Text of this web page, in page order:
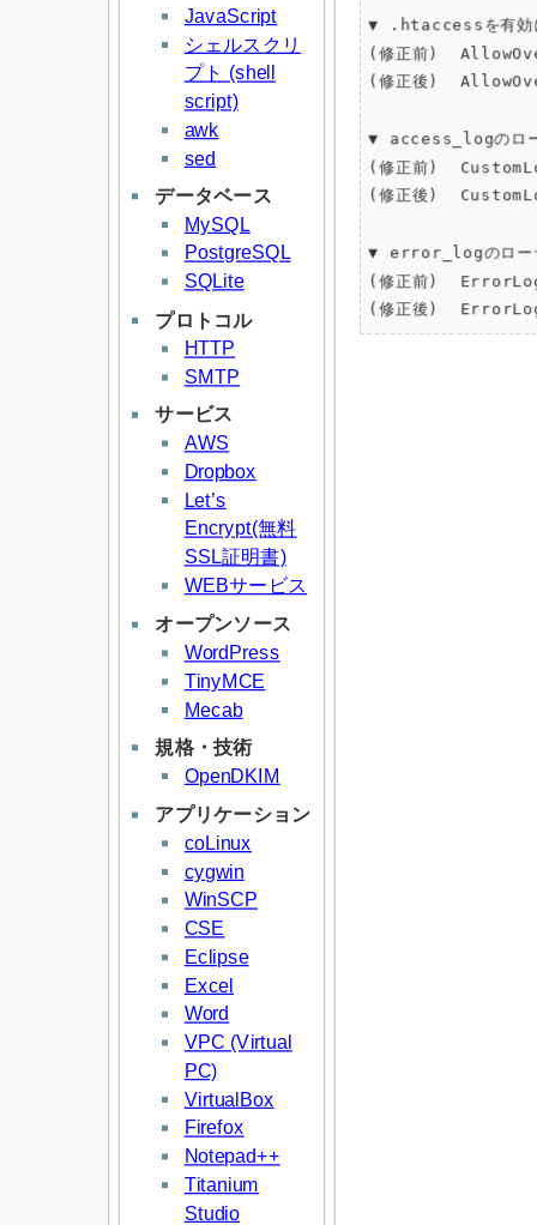
JavaScript
シェルスクリ
プト (shell
script)
awk
sed
データベース
MySQL
PostgreSQL
SQLite
プロトコル
HTTP
SMTP
サービス
AWS
Dropbox
Let’s
Encrypt(無料
SSL証明書)
WEBサービス
オープンソース
WordPress
TinyMCE
Mecab
規格・技術
OpenDKIM
アプリケーション
coLinux
cygwin
WinSCP
CSE
Eclipse
Excel
Word
VPC (Virtual
PC)
VirtualBox
Firefox
Notepad++
Titanium
Studio
▼ .htaccessを有効
(修正前)
(修正後)
▼ access_logのロ
(修正前)
(修正後)
▼ error_logのロー
(修正前)